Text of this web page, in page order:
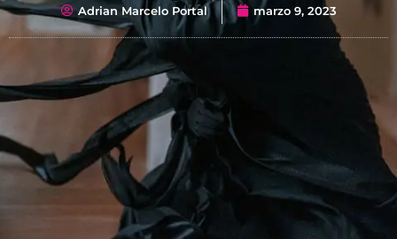
Adrian Marcelo Portal marzo 9, 2023